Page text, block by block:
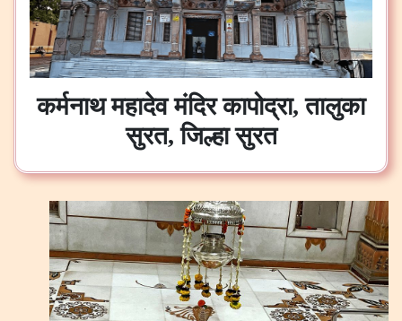
कर्मनाथ महादेव मंदिर कापोद्रा, तालुका
सुरत, जिल्हा सुरत